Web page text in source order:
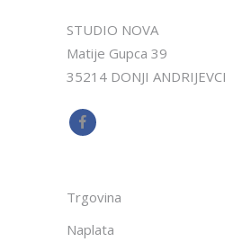
STUDIO NOVA
Matije Gupca 39
35214 DONJI ANDRIJEVCI
Trgovina
Naplata